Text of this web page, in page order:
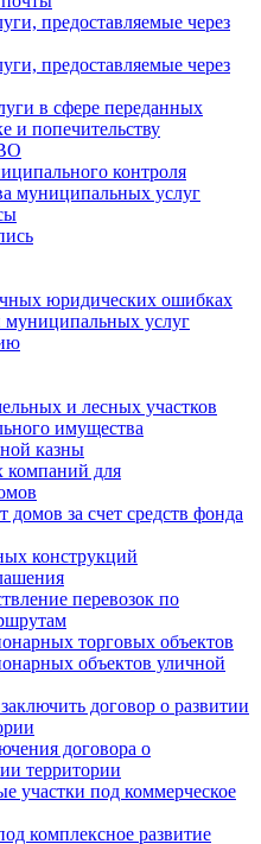
предоставляемые через
предоставляемые через
в сфере переданных
и попечительству
контроля
муниципальных услуг
юридических ошибках
муниципальных услуг
и лесных участков
имущества
казны
для
за счет средств фонда
конструкций
перевозок по
торговых объектов
объектов уличной
договор о развитии
договора о
территории
участки под коммерческое
комплексное развитие